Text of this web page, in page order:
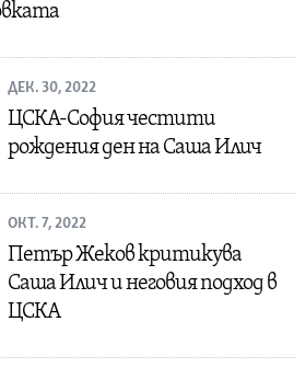
ДЕК. 30, 2022
ЦСКА-София честити
рождения ден на Саша Илич
ОКТ. 7, 2022
Петър Жеков критикува
Саша Илич и неговия подход в
ЦСКА